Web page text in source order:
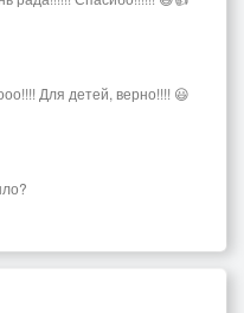
Для детей, верно!!!! 😃